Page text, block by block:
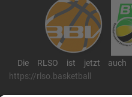
Die RLSO ist jetzt auch
https://rlso.basketball